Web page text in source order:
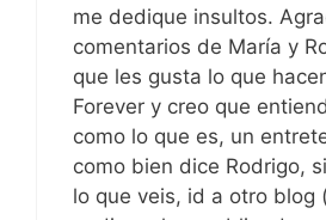
me dedique insultos.
comentarios de María y
que les gusta lo que
Forever y creo que
como lo que es, un
como bien dice Rodrigo,
lo que veis, id a otro blog